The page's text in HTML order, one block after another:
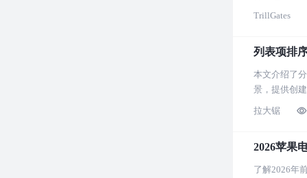
TrillGates
列表项排
本文介绍了
景，提供创
拉大锯
2026苹果
了解2026年